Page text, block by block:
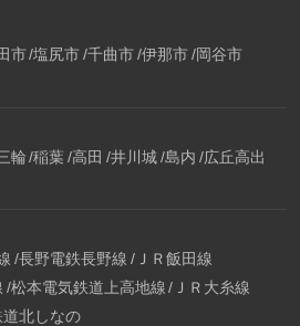
市 塩尻市 千曲市 伊那市 岡谷市
輪 稲葉 高田 井川城 島内 広丘高出
長野電鉄長野線 ＪＲ飯田線
松本電気鉄道上高地線
ＪＲ大糸線
北しなの